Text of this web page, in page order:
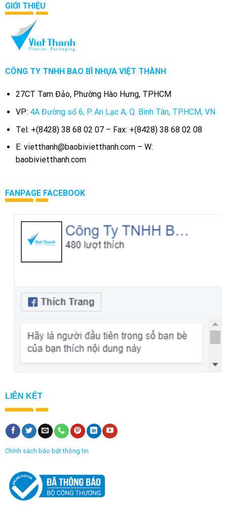
GIỚI THIỆU
CÔNG TY TNHH BAO BÌ NHỰA VIỆT THÀNH
27CT Tam Đảo, Phường Hào Hưng, TPHCM
VP: 4A Đường số 6, P. An Lạc A, Q. Bình Tân, TP.HCM, VN
Tel: +(8428) 38 68 02 07 – Fax: +(8428) 38 68 02 08
E: vietthanh@baobivietthanh.com – W:
baobivietthanh.com
FANPAGE FACEBOOK
LIÊN KẾT
Chính sách bảo bật thông tin